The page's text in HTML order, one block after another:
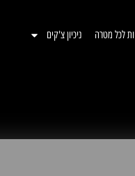
לכל מטרה ניכיון צ'קים